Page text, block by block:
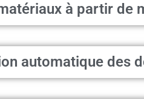
à partir de
automatique des